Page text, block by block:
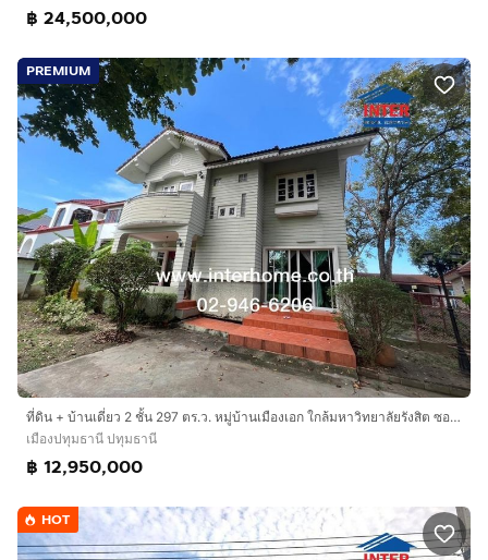
การเดินทางสะดวก
ถนนกำแพงเพชร6
ถนนเอกทักษิณ
ถนนนาวง
ใกล้สถานีรถไฟฟ้าสถานีหลักหก
ใกล้ทางด่วนโทล์เวย์
บริษัท อินเตอร์โฮม เรียลตี้ เอสเตท จำกัด
Interhome Realty Estate
www.interhome.co.th
โทร.กดเพื่อดูเบอร์โทร xxxxxx206
https://www.interhome.co.th/propertydetail.php?
propcode=65659
฿ 24,500,000
PREMIUM
ที่ดิน + บ้านเดี่ยว 2 ชั้น 297 ตร.ว. หมู่บ้านเมืองเอก ใกล้มหาวิทยาลัยรังสิต ซอยเอกทักษิณ4 ถนนพหลโยธิน ถนนกำแพงเพชร6 เมืองปทุมธานี ปทุมธานี
เมืองปทุมธานี ปทุมธานี
฿ 12,950,000
HOT